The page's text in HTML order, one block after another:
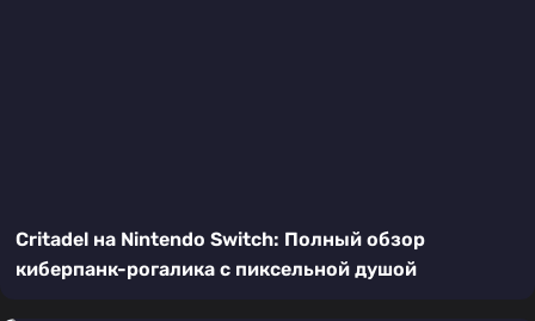
Critadel на Nintendo Switch: Полный обзор
киберпанк-рогалика с пиксельной душой